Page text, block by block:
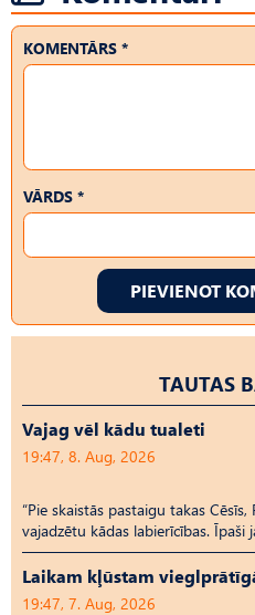
KOMENTĀRS *
VĀRDS *
PIEVIENOT
TAUTAS
Vajag vēl kādu tualeti
19:47, 8. Aug, 2026
“Pie skaistās pastaigu takas
vajadzētu kādas labierīcības. Īpaši
Laikam kļūstam
19:47, 7. Aug, 2026